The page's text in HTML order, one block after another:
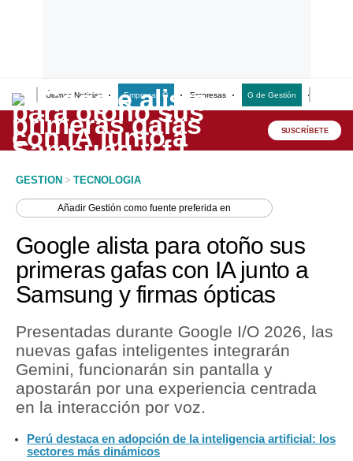
Últimas Noticias Empresas G Empresas G de Gestión
Lo último
Peru Quiosco
Economía
Mercados
Política
Tu Dinero
Finanzas Personales
Inmobiliarias
SUSCRÍBETE
GESTION > TECNOLOGIA
AñadirGestión como fuente preferida en
Google alista para otoño sus
primeras gafas con IA junto a
Samsung y firmas ópticas
Presentadas durante Google I/O 2026, las
nuevas gafas inteligentes integrarán
Gemini, funcionarán sin pantalla y
apostarán por una experiencia centrada
en la interacción por voz.
Perú destaca en adopción de la inteligencia artificial: los
sectores más dinámicos